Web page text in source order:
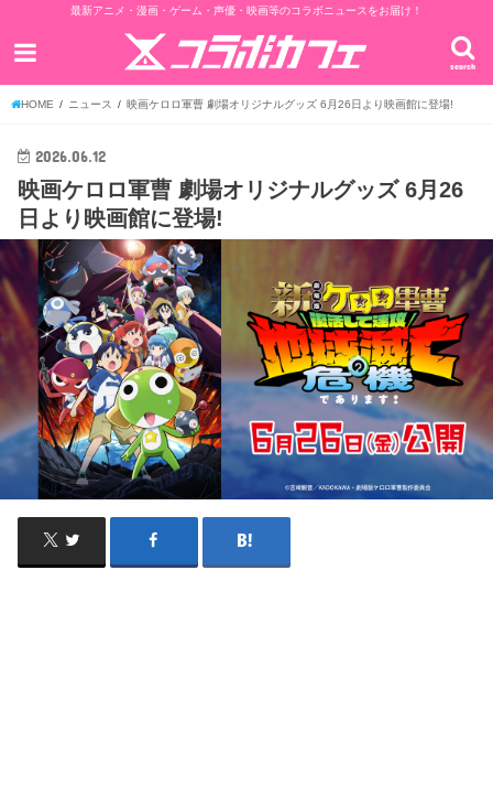
最新アニメ・漫画・ゲーム・声優・映画等のコラボニュースをお届け！
search
HOME ニュース 映画ケロロ軍曹 劇場オリジナルグッズ 6月26日より映画館に登場!
2026.06.12
映画ケロロ軍曹 劇場オリジナルグッズ 6月26
日より映画館に登場!